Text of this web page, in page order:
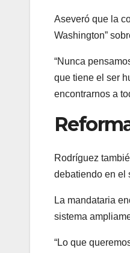
Aseveró que la
Washington”
“Nunca
que tiene el ser
encontrarnos a
Rodríguez
debatiendo en el
La mandataria
sistema
“Lo que